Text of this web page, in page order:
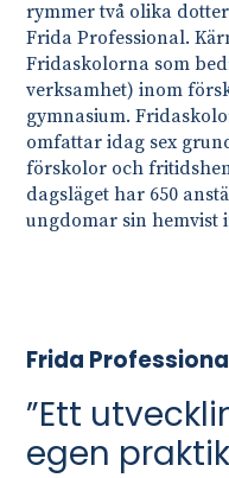
rymmer två olika
Frida Professional.
Fridaskolorna som
verksamhet) inom
gymnasium.
omfattar idag sex
förskolor och
dagsläget har 650
ungdomar sin hemvist
Frida
”Ett
egen